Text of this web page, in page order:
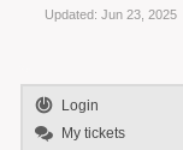
Updated: Jun 23, 2025
Login
My tickets